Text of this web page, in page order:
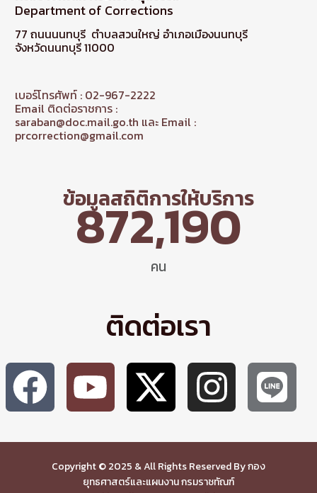
Department of Corrections
77 ถนนนนทบุรี ตำบลสวนใหญ่ อำเภอเมืองนนทบุรี
จังหวัดนนทบุรี 11000
เบอร์โทรศัพท์ : 02-967-2222
Email ติดต่อราชการ :
saraban@doc.mail.go.th และ Email :
prcorrection@gmail.com
ข้อมูลสถิติการให้บริการ
คน
872,190
ติดต่อเรา
Copyright © 2025 & All Rights Reserved By กอง
ยุทธศาสตร์และแผนงาน กรมราชทัณฑ์